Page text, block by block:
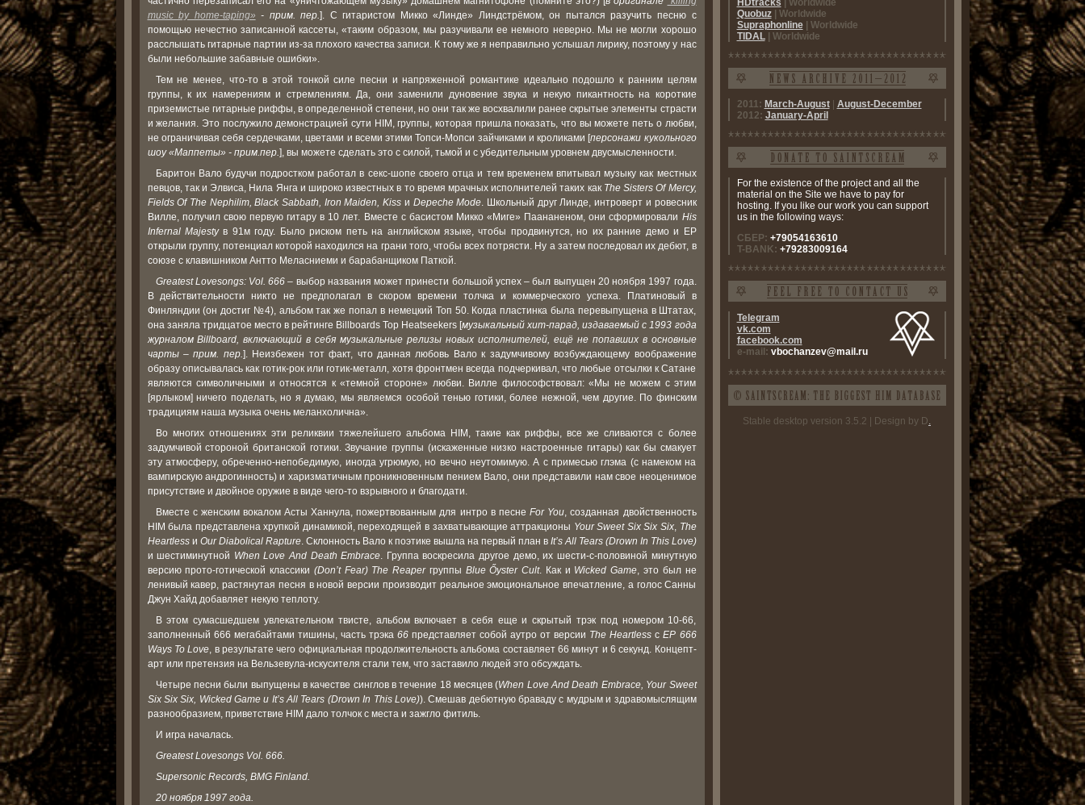
HDtracks
| Worldwide
Quobuz
| Worldwide
Supraphonline
| Worldwide
TIDAL
| Worldwide
2011: March-August| August-December
2012: January-April
For the existence of the project and all the
material on the Site we have to pay for
hosting. If you like our work you can support
us in the following ways:
СБЕР: +79054163610
T-BANK: +79283009164
Telegram
vk.com
facebook.com
e-mail: vbochanzev@mail.ru
Stable desktop version 3.5.2 | Design by D.
music by home-taping» - прим. пер.]. С гитаристом Микко «Линде» Линдстрёмом, он пытался разучить песню с
помощью нечестно записанной кассеты, «таким образом, мы разучивали ее немного неверно. Мы не могли хорошо
расслышать гитарные партии из-за плохого качества записи. К тому же я неправильно услышал лирику, поэтому у нас
были небольшие забавные ошибки».
Тем не менее, что-то в этой тонкой силе песни и напряженной романтике идеально подошло к ранним целям
группы, к их намерениям и стремлениям. Да, они заменили дуновение звука и некую пикантность на короткие
приземистые гитарные риффы, в определенной степени, но они так же восхвалили ранее скрытые элементы страсти
и желания. Это послужило демонстрацией сути HIM, группы, которая пришла показать, что вы можете петь о любви,
не ограничивая себя сердечками, цветами и всеми этими Топси-Мопси зайчиками и кроликами [персонажи кукольного
шоу «Маппеты» - прим.пер.], вы можете сделать это с силой, тьмой и с убедительным уровнем двусмысленности.
Баритон Вало будучи подростком работал в секс-шопе своего отца и тем временем впитывал музыку как местных
певцов, так и Элвиса, Нила Янга и широко известных в то время мрачных исполнителей таких как The Sisters Of Mercy,
Fields Of The Nephilim, Black Sabbath, Iron Maiden, Kiss и Depeche Mode. Школьный друг Линде, интроверт и ровесник
Вилле, получил свою первую гитару в 10 лет. Вместе с басистом Микко «Миге» Паананеном, они сформировали His
Infernal Majestyв 91м году. Было риском петь на английском языке, чтобы продвинутся, но их ранние демо и ЕР
открыли группу, потенциал которой находился на грани того, чтобы всех потрясти. Ну а затем последовал их дебют, в
союзе с клавишником Антто Меласниеми и барабанщиком Паткой.
Greatest Lovesongs: Vol. 666 – выбор названия может принести большой успех – был выпущен 20 ноября 1997 года.
В действительности никто не предполагал в скором времени толчка и коммерческого успеха. Платиновый в
Финляндии (он достиг №4), альбом так же попал в немецкий Топ 50. Когда пластинка была перевыпущена в Штатах,
она заняла тридцатое место в рейтинге Billboards Top Heatseekers [музыкальный хит-парад, издаваемый с 1993 года
журналом Billboard, включающий в себя музыкальные релизы новых исполнителей, ещё не попавших в основные
чарты – прим. пер.]. Неизбежен тот факт, что данная любовь Вало к задумчивому возбуждающему воображение
образу описывалась как готик-рок или готик-металл, хотя фронтмен всегда подчеркивал, что любые отсылки к Сатане
являются символичными и относятся к «темной стороне» любви. Вилле философствовал: «Мы не можем с этим
[ярлыком] ничего поделать, но я думаю, мы являемся особой тенью готики, более нежной, чем другие. По финским
традициям наша музыка очень меланхолична».
Во многих отношениях эти реликвии тяжелейшего альбома HIM, такие как риффы, все же сливаются с более
задумчивой стороной британской готики. Звучание группы (искаженные низко настроенные гитары) как бы смакует
эту атмосферу, обреченно-непобедимую, иногда угрюмую, но вечно неутомимую. А с примесью глэма (с намеком на
вампирскую андрогинность) и харизматичным проникновенным пением Вало, они представили нам свое неоценимое
присутствие и двойное оружие в виде чего-то взрывного и благодати.
Вместе с женским вокалом Асты Ханнула, пожертвованным для интро в песнеFor You, созданная двойственность
HIM была представлена хрупкой динамикой, переходящей в захватывающие аттракционы Your Sweet Six Six Six, The
Heartlessи Our Diabolical Rapture. Склонность Вало к поэтике вышла на первый план в It’s All Tears (Drown In This Love)
и шестиминутной When Love And Death Embrace. Группа воскресила другое демо, их шести-с-половиной минутную
версию прото-готической классики (Don’t Fear) The Reaperгруппы Blue Őyster Cult. Как и Wicked Game, это был не
ленивый кавер, растянутая песня в новой версии производит реальное эмоциональное впечатление, а голос Санны
Джун Хайд добавляет некую теплоту.
В этом сумасшедшем увлекательном твисте, альбом включает в себя еще и скрытый трэк под номером 10-66,
заполненный 666 мегабайтами тишины, часть трэка 66представляет собой аутро от версии The Heartless сEP 666
Ways To Love, в результате чего официальная продолжительность альбома составляет 66 минут и 6 секунд. Концепт-
арт или претензия на Вельзевула-искусителя стали тем, что заставило людей это обсуждать.
Четыре песни были выпущены в качестве синглов в течение 18 месяцев (When Love And Death Embrace, Your Sweet
Six Six Six, Wicked Game и It’s All Tears (Drown In This Love)). Смешав дебютную браваду с мудрым и здравомыслящим
разнообразием, приветствие HIM дало толчок с места и зажгло фитиль.
И игра началась.
Greatest Lovesongs Vol. 666.
Supersonic Records, BMG Finland.
20 ноября 1997 года.